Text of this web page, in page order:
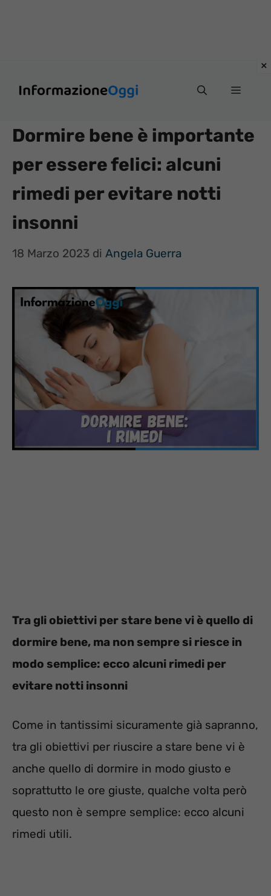
Menu
Dormire bene è importante
per essere felici: alcuni
rimedi per evitare notti
insonni
18 Marzo 2023 di Angela Guerra
Tra gli obiettivi per stare bene vi è quello di
dormire bene, ma non sempre si riesce in
modo semplice: ecco alcuni rimedi per
evitare notti insonni
Come in tantissimi sicuramente già sapranno,
tra gli obiettivi per riuscire a stare bene vi è
anche quello di dormire in modo giusto e
soprattutto le ore giuste, qualche volta però
questo non è sempre semplice: ecco alcuni
rimedi utili.